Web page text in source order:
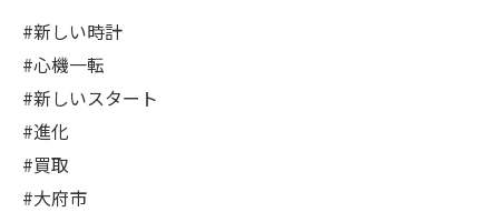
#新しい時計
#心機一転
#新しいスタート
#進化
#買取
#大府市